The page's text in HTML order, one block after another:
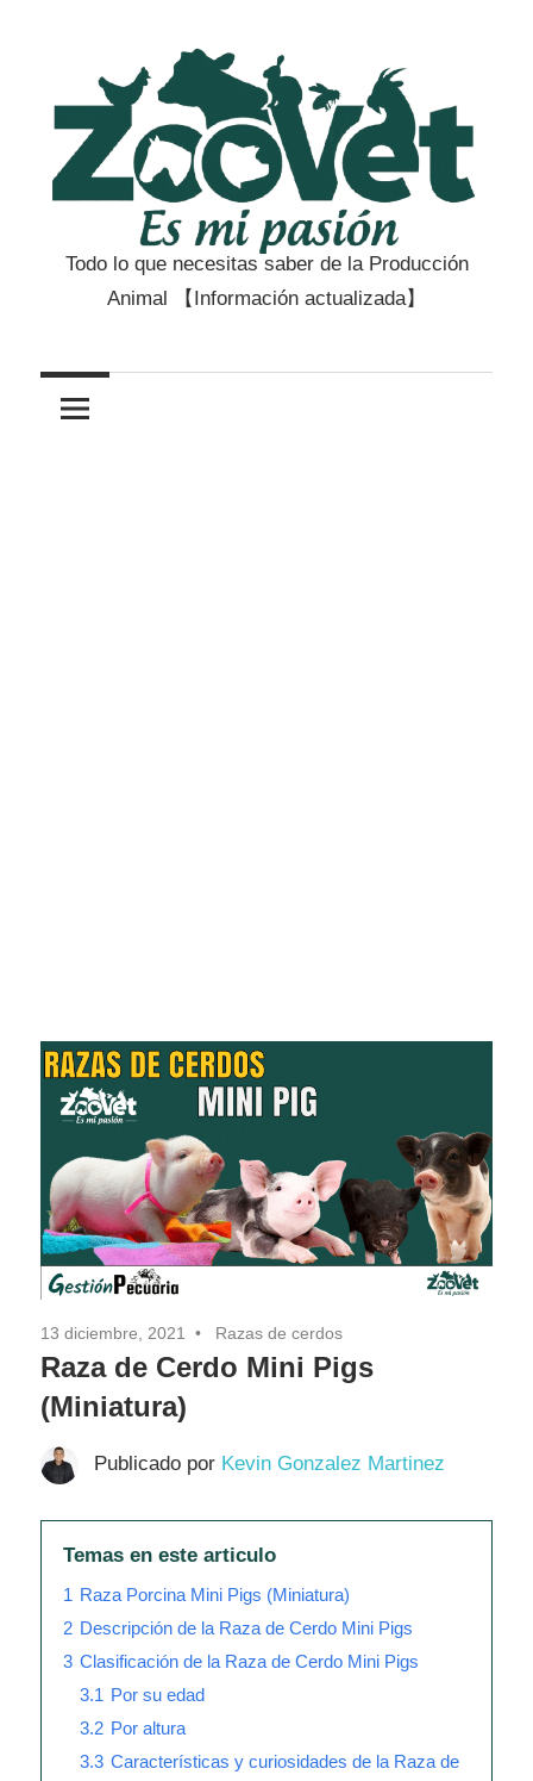
contenido
Zootecnia
Veterinaria
Todo lo que necesitas saber de la Producción
Animal 【Información actualizada】
13 diciembre, 2021 Razas de cerdos
Raza de Cerdo Mini Pigs
(Miniatura)
Publicado por Kevin Gonzalez Martinez
Temas en este articulo
1 Raza Porcina Mini Pigs (Miniatura)
2 Descripción de la Raza de Cerdo Mini Pigs
3 Clasificación de la Raza de Cerdo Mini Pigs
3.1 Por su edad
3.2 Por altura
3.3 Características y curiosidades de la Raza de